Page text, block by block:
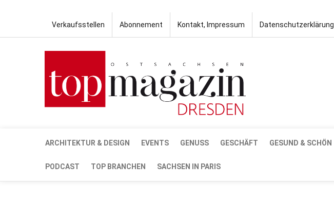
Verkaufsstellen Abonnement Kontakt, Impressum Datenschutzerklärung
ARCHITEKTUR & DESIGN EVENTS GENUSS GESCHÄFT GESUND & SCHÖN
PODCAST TOP BRANCHEN SACHSEN IN PARIS